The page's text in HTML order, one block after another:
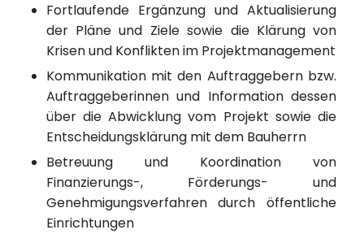
Fortlaufende Ergänzung und Aktualisierung
der Pläne und Ziele sowie die Klärung von
Krisen und Konflikten im Projektmanagement
Kommunikation mit den Auftraggebern bzw.
Auftraggeberinnen und Information dessen
über die Abwicklung vom Projekt sowie die
Entscheidungsklärung mit dem Bauherrn
Betreuung und Koordination von
Finanzierungs-, Förderungs- und
Genehmigungsverfahren durch öffentliche
Einrichtungen